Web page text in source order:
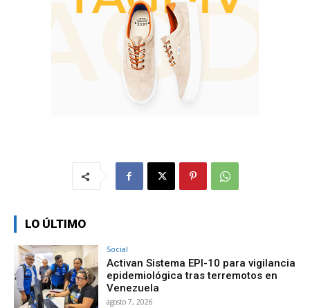
LO ÚLTIMO
Social
Activan Sistema EPI-10 para vigilancia
epidemiológica tras terremotos en
Venezuela
agosto 7, 2026